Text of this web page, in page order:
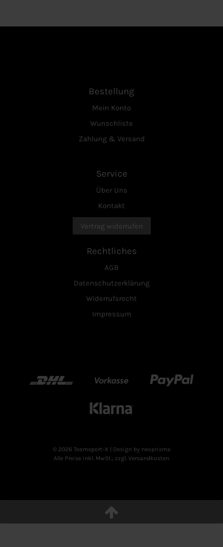
Bestellung
Mein Konto
Wunschliste
Zahlung & Versand
Service
Über Uns
Kontakt
Vertrag widerrufen
Rechtliches
AGB
Datenschutzerklärung
Widerrufsrecht
Impressum
DHL Vorkasse Paypal
Klarn
© 2026 Teamsport-X
| Design by neoprisma
Alle Preise inkl. MwSt., zzgl. Versandkosten